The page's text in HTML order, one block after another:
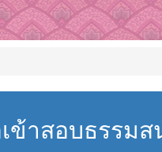
ข้าสอบธรรม